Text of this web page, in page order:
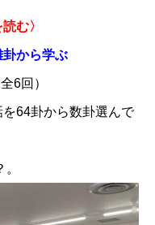
む〉
卦から学ぶ​
6回）
64卦から数卦選んで